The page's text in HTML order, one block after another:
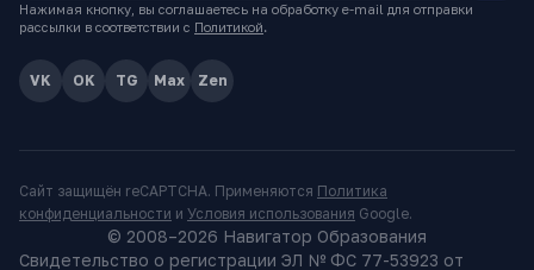
Нажимая кнопку, вы соглашаетесь на обработку e-mail для отправки
рассылки в соответствии с Политикой.
VK OK TG Max Zen
Сайт защищён reCAPTCHA. Применяются Политика
конфиденциальности и Условия использования Google.
© 2008–2026 Навигатор Образования
Свидетельство о регистрации ЭЛ № ФС 77-53923 от